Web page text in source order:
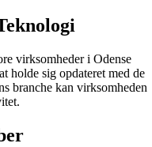
virksomheder i Odense
holde sig opdateret med de
branche kan virksomheden